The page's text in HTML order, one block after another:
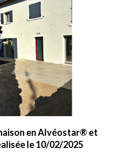
en Alvéostar® et
le 10/02/2025